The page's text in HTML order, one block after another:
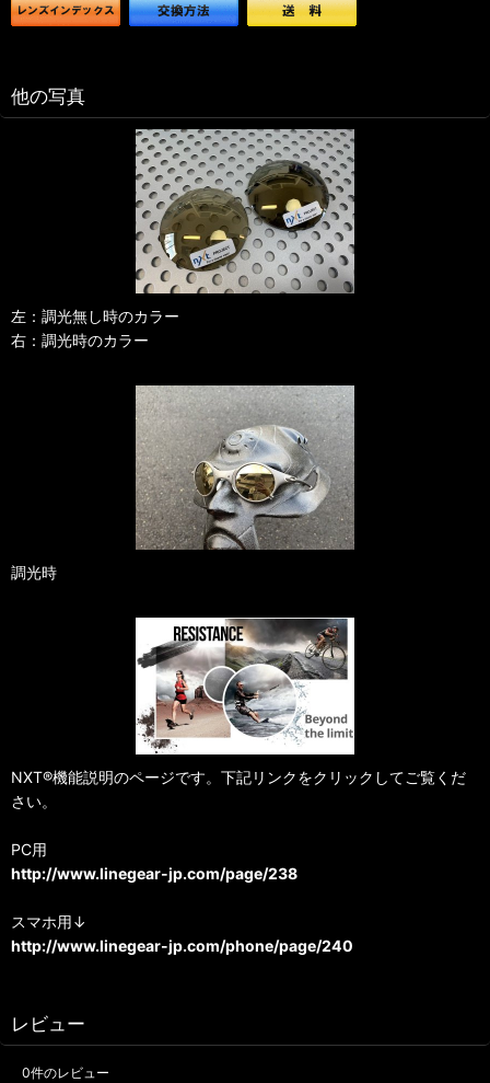
他の写真
左：調光無し時のカラー
右：調光時のカラー
調光時
NXT®機能説明のページです。下記リンクをクリックしてご覧くだ
さい。
PC用
http://www.linegear-jp.com/page/238
スマホ用↓
http://www.linegear-jp.com/phone/page/240
レビュー
0件のレビュー